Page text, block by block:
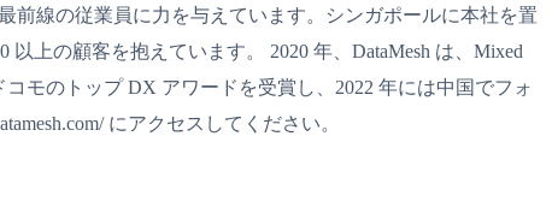
前線の従業員に力を与えています。シンガポールに本社を置
上の顧客を抱えています。 2020 年、DataMesh は、Mixed
コモのトップ DX アワードを受賞し、2022 年には中国でフォ
にアクセスしてください。